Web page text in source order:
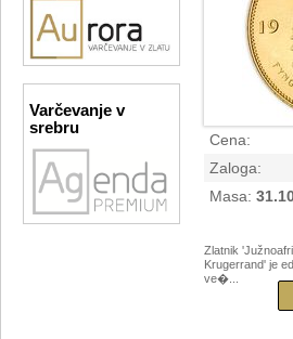
Varčevanje v
srebru
Cena:
Zaloga:
Masa:
Zlatnik
Krugerrand' je
ve�...